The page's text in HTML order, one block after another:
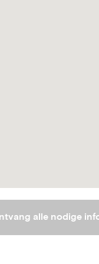
alle nodige